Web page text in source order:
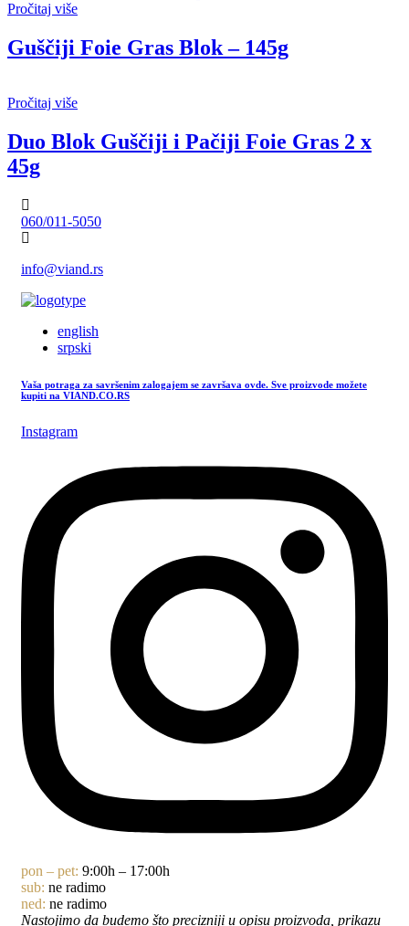
Pročitaj više
Guščiji Foie Gras Blok – 145g
Pročitaj više
Duo Blok Guščiji i Pačiji Foie Gras 2 x
45g
060/011-5050
info@viand.rs
english
srpski
Vaša potraga za savršenim zalogajem se završava ovde. Sve proizvode možete
kupiti na VIAND.CO.RS
Instagram
pon – pet: 9:00h – 17:00h
sub: ne radimo
ned: ne radimo
Nastojimo da budemo što precizniji u opisu proizvoda, prikazu